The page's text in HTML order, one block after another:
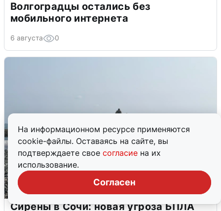
На информационном ресурсе применяются
cookie-файлы. Оставаясь на сайте, вы
подтверждаете свое согласие на их
использование.
Согласен
Волгоградцы остались без
мобильного интернета
6 августа 0
Сирены в Сочи: новая угроза БПЛА